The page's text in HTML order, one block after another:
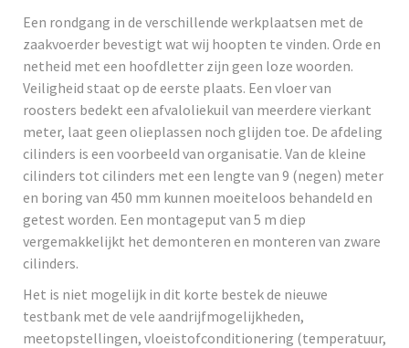
Een rondgang in de verschillende werkplaatsen met de
zaakvoerder bevestigt wat wij hoopten te vinden. Orde en
netheid met een hoofdletter zijn geen loze woorden.
Veiligheid staat op de eerste plaats. Een vloer van
roosters bedekt een afvaloliekuil van meerdere vierkant
meter, laat geen olieplassen noch glijden toe. De afdeling
cilinders is een voorbeeld van organisatie. Van de kleine
cilinders tot cilinders met een lengte van 9 (negen) meter
en boring van 450 mm kunnen moeiteloos behandeld en
getest worden. Een montageput van 5 m diep
vergemakkelijkt het demonteren en monteren van zware
cilinders.
Het is niet mogelijk in dit korte bestek de nieuwe
testbank met de vele aandrijfmogelijkheden,
meetopstellingen, vloeistofconditionering (temperatuur,